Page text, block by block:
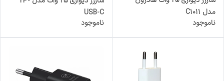
مدل C1011
ناموجود
USB-C
ناموجود